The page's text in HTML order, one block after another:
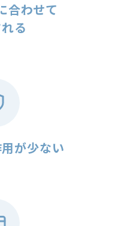
合わせて
る
が少ない